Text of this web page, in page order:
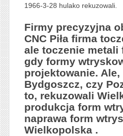
1966-3-28 hulako rekuzowali.
Firmy precyzyjna
CNC Piła firma
ale toczenie metali
gdy formy
projektowanie. Ale,
Bydgoszcz, czy
to, rekuzowali
produkcja form
naprawa form
Wielkopolska .